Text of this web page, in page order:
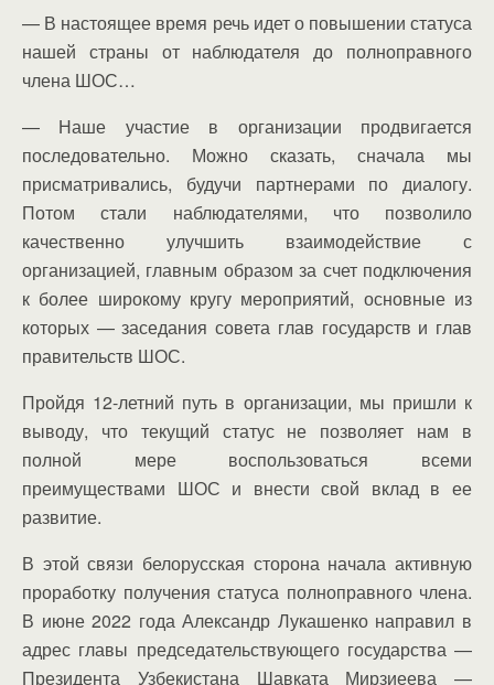
— В настоящее время речь идет о повышении статуса
нашей страны от наблюдателя до полноправного
члена ШОС…
— Наше участие в организации продвигается
последовательно. Можно сказать, сначала мы
присматривались, будучи партнерами по диалогу.
Потом стали наблюдателями, что позволило
качественно улучшить взаимодействие с
организацией, главным образом за счет подключения
к более широкому кругу мероприятий, основные из
которых — заседания совета глав государств и глав
правительств ШОС.
Пройдя 12-летний путь в организации, мы пришли к
выводу, что текущий статус не позволяет нам в
полной мере воспользоваться всеми
преимуществами ШОС и внести свой вклад в ее
развитие.
В этой связи белорусская сторона начала активную
проработку получения статуса полноправного члена.
В июне 2022 года Александр Лукашенко направил в
адрес главы председательствующего государства —
Президента Узбекистана Шавката Мирзиеева —